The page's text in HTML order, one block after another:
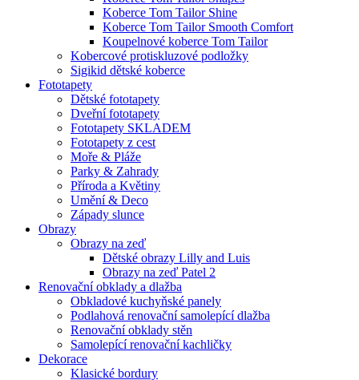
Koberce Tom Tailor Shine
Koberce Tom Tailor Smooth Comfort
Koupelnové koberce Tom Tailor
Kobercové protiskluzové podložky
Sigikid dětské koberce
Fototapety
Dětské fototapety
Dveřní fototapety
Fototapety SKLADEM
Fototapety z cest
Moře & Pláže
Parky & Zahrady
Příroda a Květiny
Umění & Deco
Západy slunce
Obrazy
Obrazy na zeď
Dětské obrazy Lilly and Luis
Obrazy na zeď Patel 2
Renovační obklady a dlažba
Obkladové kuchyňské panely
Podlahová renovační samolepící dlažba
Renovační obklady stěn
Samolepící renovační kachličky
Dekorace
Klasické bordury